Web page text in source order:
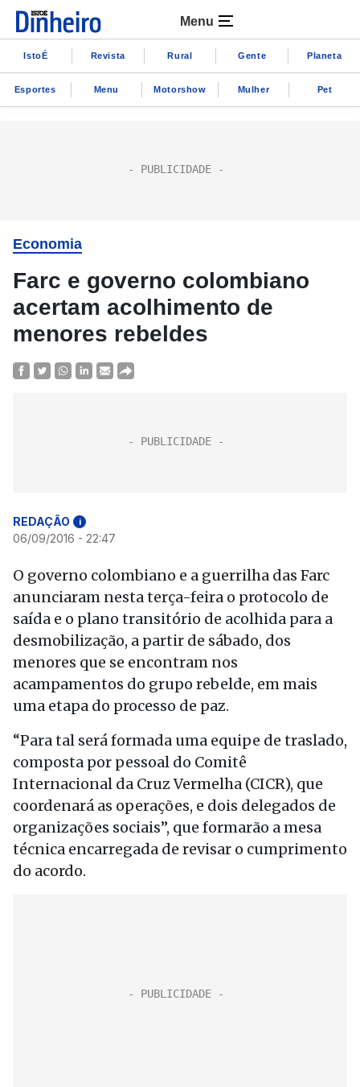
Menu
IstoÉ Revista Rural Gente Planeta
Esportes Menu Motorshow Mulher Pet
Economia
Farc e governo colombiano
acertam acolhimento de
menores rebeldes
REDAÇÃO i
06/09/2016 - 22:47
O governo colombiano e a guerrilha das Farc
anunciaram nesta terça-feira o protocolo de
saída e o plano transitório de acolhida para a
desmobilização, a partir de sábado, dos
menores que se encontram nos
acampamentos do grupo rebelde, em mais
uma etapa do processo de paz.
“Para tal será formada uma equipe de traslado,
composta por pessoal do Comitê
Internacional da Cruz Vermelha (CICR), que
coordenará as operações, e dois delegados de
organizações sociais”, que formarão a mesa
técnica encarregada de revisar o cumprimento
do acordo.